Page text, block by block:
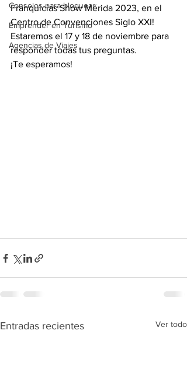
Consejos para bloguear
Emprender en Turismo
Agencias de Viajes
Franquicias Show Mérida 2023, en el
Centro de Convenciones Siglo XXI!
Estaremos el 17 y 18 de noviembre para
responder todas tus preguntas.
¡Te esperamos!
Entradas recientes Ver todo